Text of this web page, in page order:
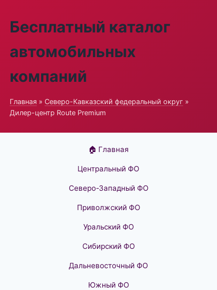
Бесплатный каталог
автомобильных
компаний
Главная » Северо-Кавказский федеральный округ »
Дилер-центр Route Premium
🏠 Главная
Центральный ФО
Северо-Западный ФО
Приволжский ФО
Уральский ФО
Сибирский ФО
Дальневосточный ФО
Южный ФО